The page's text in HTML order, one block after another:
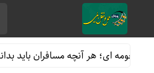
ای؛ هر آنچه مسافران باید بدانند